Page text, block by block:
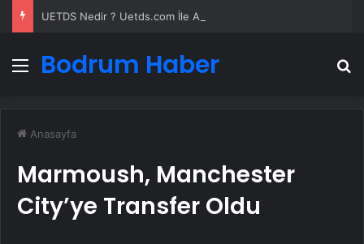
Menü
Bodrum Haber
Anasayfa
Marmoush, Manchester
City’ye Transfer Oldu